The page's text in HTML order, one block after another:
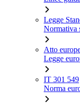
Legge
Normativa
Atto
Legge
IT 301 549
Norma